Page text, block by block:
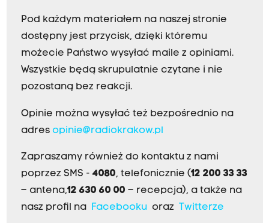
Pod każdym materiałem na naszej stronie
dostępny jest przycisk, dzięki któremu
możecie Państwo wysyłać maile z opiniami.
Wszystkie będą skrupulatnie czytane i nie
pozostaną bez reakcji.
Opinie można wysyłać też bezpośrednio na
adres opinie@radiokrakow.pl
Zapraszamy również do kontaktu z nami
poprzez SMS - 4080, telefonicznie (12 200 33 33
– antena,12 630 60 00 – recepcja), a także na
nasz profil na
Facebookuoraz Twitterze